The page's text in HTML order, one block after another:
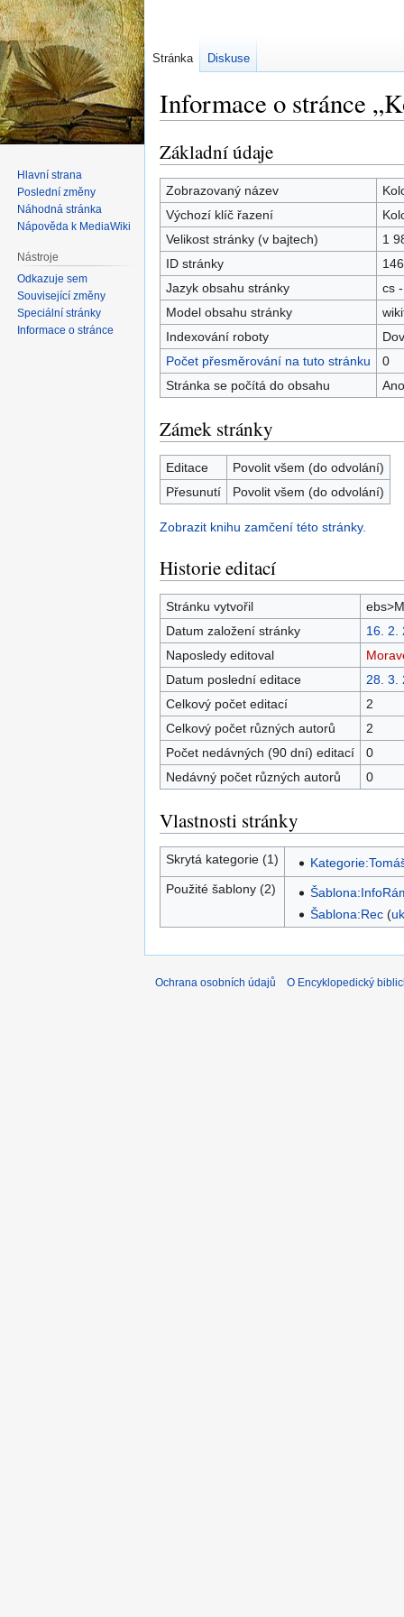
Informace o stránce
Skočit
na
navigaci
Skočit
na
vyhledávání
Základní údaje
Zobrazovaný název
Výchozí klíč řazení
Velikost stránky (v bajtech)
1
ID stránky
Jazyk obsahu stránky
cs
Model obsahu stránky
Indexování roboty
Počet přesměrování na tuto stránku
0
Stránka se počítá do obsahu
Ano
Zámek stránky
Editace
Povolit všem (do odvolání)
Přesunutí
Povolit všem (do odvolání)
Zobrazit knihu zamčení této stránky.
Historie editací
Stránku vytvořil
Datum založení stránky
16. 2.
Naposledy editoval
Datum poslední editace
28. 3.
Celkový počet editací
2
Celkový počet různých autorů
2
Počet nedávných (90 dní) editací
0
Nedávný počet různých autorů
0
Vlastnosti stránky
Skrytá kategorie (1)
Použité šablony (2)
Šablona:Rec(
Stránka Diskuse
Hlavní strana
Poslední změny
Náhodná stránka
Nápověda k MediaWiki
Nástroje
Odkazuje sem
Související změny
Speciální stránky
Informace o stránce
Ochrana osobních údajů O Encyklopedický